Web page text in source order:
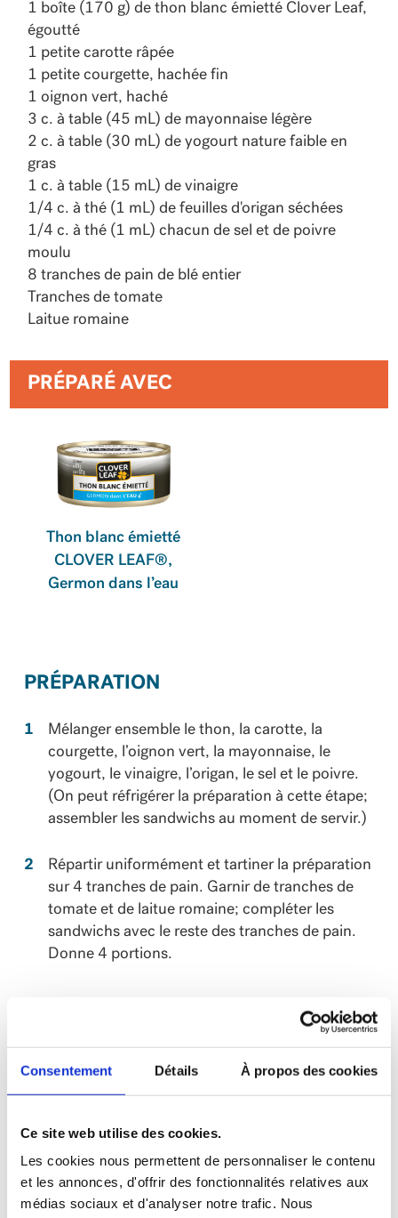
Consentement Détails À propos des cookies
Ce site web utilise des cookies.
Les cookies nous permettent de personnaliser le contenu
et les annonces, d'offrir des fonctionnalités relatives aux
médias sociaux et d'analyser notre trafic. Nous
1 boîte (170 g) de thon blanc émietté Clover Leaf,
égoutté
1 petite carotte râpée
1 petite courgette, hachée fin
1 oignon vert, haché
3 c. à table (45 mL) de mayonnaise légère
2 c. à table (30 mL) de yogourt nature faible en
gras
1 c. à table (15 mL) de vinaigre
1/4 c. à thé (1 mL) de feuilles d'origan séchées
1/4 c. à thé (1 mL) chacun de sel et de poivre
moulu
8 tranches de pain de blé entier
Tranches de tomate
Laitue romaine
PRÉPARÉ AVEC
Thon blanc émietté
CLOVER LEAF®,
Germon dans l’eau
PRÉPARATION
Mélanger ensemble le thon, la carotte, la
courgette, l’oignon vert, la mayonnaise, le
yogourt, le vinaigre, l’origan, le sel et le poivre.
(On peut réfrigérer la préparation à cette étape;
assembler les sandwichs au moment de servir.)
Répartir uniformément et tartiner la préparation
sur 4 tranches de pain. Garnir de tranches de
tomate et de laitue romaine; compléter les
sandwichs avec le reste des tranches de pain.
Donne 4 portions.
portion
Calories
250